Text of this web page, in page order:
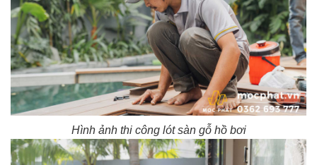
Hình ảnh thi công lót sàn gỗ hồ bơi